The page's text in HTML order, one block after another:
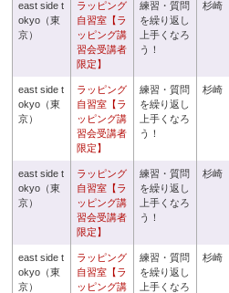
east side t
okyo（東
京）
ラッピング
自習室【ラ
ッピング講
習会受講者
限定】
練習・質問
を繰り返し
上手くなろ
う！
杉崎
east side t
okyo（東
京）
ラッピング
自習室【ラ
ッピング講
習会受講者
限定】
練習・質問
を繰り返し
上手くなろ
う！
杉崎
east side t
okyo（東
京）
ラッピング
自習室【ラ
ッピング講
習会受講者
限定】
練習・質問
を繰り返し
上手くなろ
う！
杉崎
east side t
okyo（東
京）
ラッピング
自習室【ラ
ッピング講
練習・質問
を繰り返し
上手くなろ
杉崎